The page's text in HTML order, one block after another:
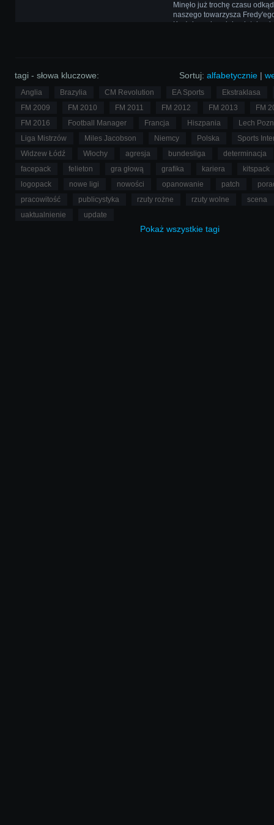
Minęło już trochę czasu
naszego towarzysza
Krążyło o nim wiele plotek,
Sortuj: alfabetycznie |
tagi - słowa kluczowe:
Anglia Brazylia CM Revolution EA Sports
Ekstraklasa
FM 2009
FM 2010 FM 2011 FM 2012 FM 2013
FM
FM 2016
Football Manager Francja Hiszpania
Lech
Liga Mistrzów
Miles Jacobson Niemcy Polska
Sports
Widzew Łódź
Włochy agresja bundesliga
determinacja
facepack
felieton gra głową grafika kariera
kitspack
logopack
nowe ligi nowości opanowanie patch
pracowitość
publicystyka rzuty rożne rzuty wolne
scena
uaktualnienie
update
Pokaż wszystkie tagi